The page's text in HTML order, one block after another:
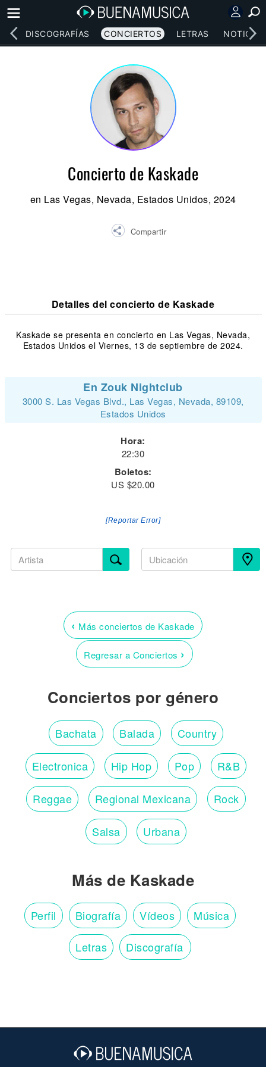
DISCOGRAFÍAS CONCIERTOS LETRAS NOTICIAS
Concierto de Kaskade
en Las Vegas, Nevada, Estados Unidos, 2024
Compartir
Detalles del concierto de Kaskade
Kaskade se presenta en concierto en Las Vegas, Nevada,
Estados Unidos el Viernes, 13 de septiembre de 2024.
En Zouk Nightclub
3000 S. Las Vegas Blvd., Las Vegas, Nevada, 89109,
Estados Unidos
Hora:
22:30
Boletos:
US $20.00
[Reportar Error]
‹ Más conciertos de Kaskade
Regresar a Conciertos ›
Conciertos por género
Bachata Balada Country
Electronica Hip Hop Pop R&B
Reggae Regional Mexicana Rock
Salsa Urbana
Más de Kaskade
Perfil Biografía Vídeos Música
Letras Discografía